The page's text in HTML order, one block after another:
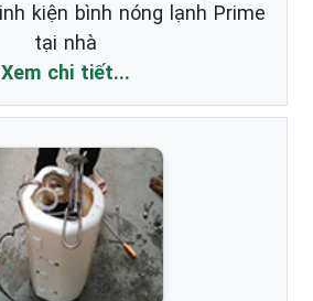
kiện bình nóng lạnh Prime
tại nhà
Xem chi tiết...